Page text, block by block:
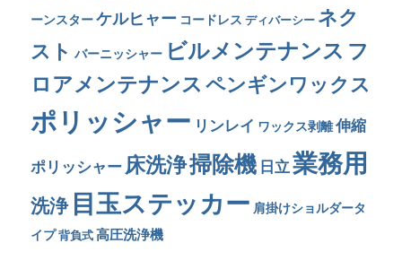
ーンスターケルヒャー コードレス ディバーシー ネク
スト バーニッシャー ビルメンテナンス フ
ロアメンテナンスペンギンワックス
ポリッシャー リンレイ ワックス剥離伸縮
ポリッシャー 床洗浄掃除機 日立業務用
洗浄 目玉ステッカー 肩掛けショルダータ
イプ背負式高圧洗浄機